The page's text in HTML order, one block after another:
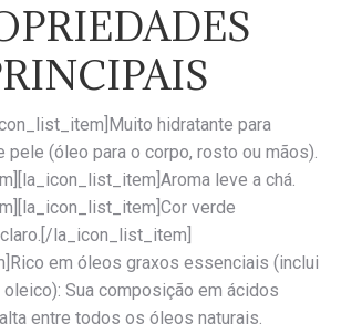
hidratante para
(óleo para o corpo, rosto ou mãos).
leve a chá.
verde
la_icon_list_item]
em óleos graxos essenciais (inclui
Sua composição em ácidos
entre todos os óleos naturais.